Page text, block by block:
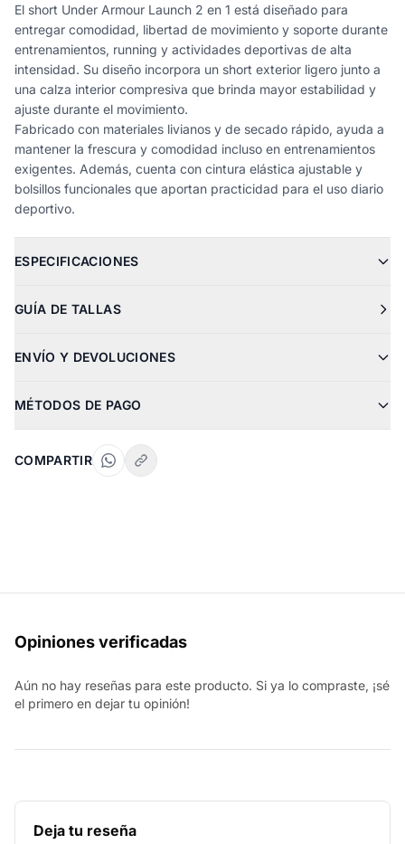
El short Under Armour Launch 2 en 1 está diseñado para
entregar comodidad, libertad de movimiento y soporte durante
entrenamientos, running y actividades deportivas de alta
intensidad. Su diseño incorpora un short exterior ligero junto a
una calza interior compresiva que brinda mayor estabilidad y
ajuste durante el movimiento.
Fabricado con materiales livianos y de secado rápido, ayuda a
mantener la frescura y comodidad incluso en entrenamientos
exigentes. Además, cuenta con cintura elástica ajustable y
bolsillos funcionales que aportan practicidad para el uso diario
deportivo.
ESPECIFICACIONES
GUÍA DE TALLAS
ENVÍO Y DEVOLUCIONES
MÉTODOS DE PAGO
COMPARTIR
Opiniones verificadas
Aún no hay reseñas para este producto. Si ya lo compraste, ¡sé
el primero en dejar tu opinión!
Deja tu reseña